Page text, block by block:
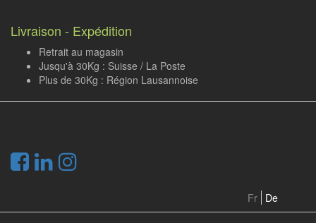
Livraison - Expédition
Retrait au magasin
Jusqu'à 30Kg : Suisse / La Poste
Plus de 30Kg : Région Lausannoise
Fr De